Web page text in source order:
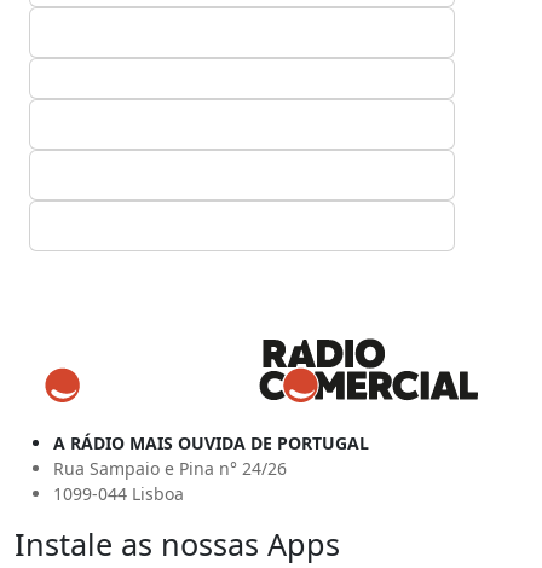
A RÁDIO MAIS OUVIDA DE PORTUGAL
Rua Sampaio e Pina n° 24/26
1099-044 Lisboa
Instale as nossas Apps